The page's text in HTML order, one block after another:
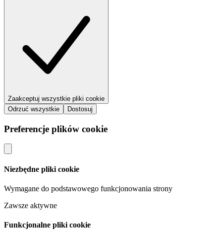
Zaakceptuj wszystkie pliki cookie
Odrzuć wszystkie
Dostosuj
Preferencje plików cookie
Niezbędne pliki cookie
Wymagane do podstawowego funkcjonowania strony
Zawsze aktywne
Funkcjonalne pliki cookie